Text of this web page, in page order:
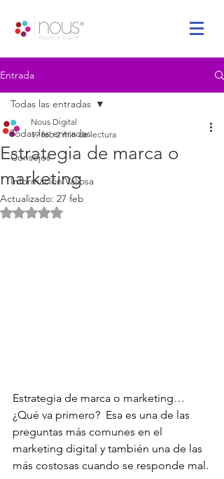
Entrada
Todas las entradas
Consejos
Información Valiosa
Todas las entradas
Estrategia de marca o
marketing
Nous Digital
19 feb 2 min de lectura
Actualizado: 27 feb
Obtuvo NaN de 5 estrellas.
Estrategia de marca o marketing…
¿Qué va primero?  Esa es una de las
preguntas más comunes en el
marketing digital y también una de las
más costosas cuando se responde mal.